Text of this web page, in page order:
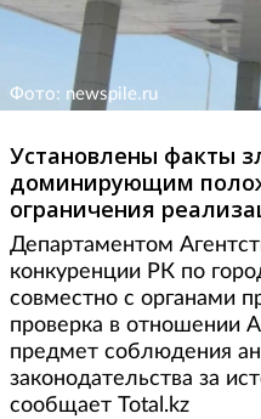
Фото: newspile.ru
Установлены факты
доминирующим
ограничения
Департаментом
конкуренции РК по
совместно с органами
проверка в отношении
предмет соблюдения
законодательства за
сообщает Total.kz